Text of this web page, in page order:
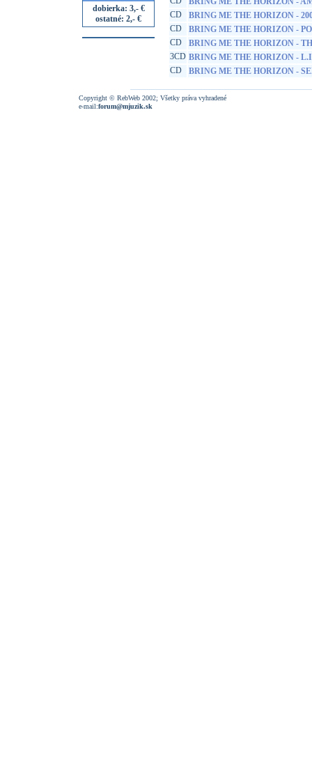
dobierka: 3,- €
ostatné: 2,- €
CD
BRING ME THE HORIZON -
CD
BRING ME THE HORIZON -
CD
BRING ME THE HORIZON -
3CD BRING ME THE HORIZON -
CD
BRING ME THE HORIZON -
Copyright © RebWeb 2002; Všetky práva vyhradené
e-mail:forum@mjuzik.sk